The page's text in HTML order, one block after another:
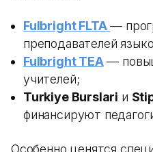
Fulbright FLTA —
преподавателей
Fulbright TEA—
учителей;
Turkiye Burslari и
финансируют
Особенно ценятся